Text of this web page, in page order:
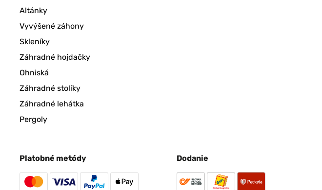
Altánky
Vyvýšené záhony
Skleníky
Záhradné hojdačky
Ohniská
Záhradné stolíky
Záhradné lehátka
Pergoly
Platobné metódy Dodanie